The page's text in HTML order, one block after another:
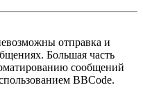
отправка и
Большая часть
сообщений
BBCode.